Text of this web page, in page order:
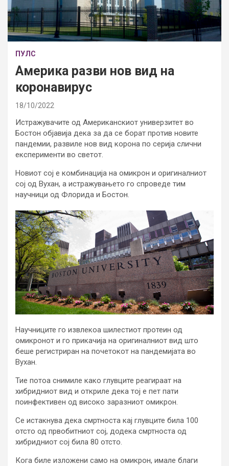
ПУЛС
Америка разви нов вид на
коронавирус
18/10/2022
Истражувачите од Американскиот универзитет во
Бостон објавија дека за да се борат против новите
пандемии, развиле нов вид корона по серија слични
експерименти во светот.
Новиот сој е комбинација на омикрон и оригиналниот
сој од Вухан, а истражувањето го спроведе тим
научници од Флорида и Бостон.
Научниците го извлекоа шилестиот протеин од
омикронот и го прикачија на оригиналниот вид што
беше регистриран на почетокот на пандемијата во
Вухан.
Тие потоа снимиле како глувците реагираат на
хибридниот вид и откриле дека тој е пет пати
поинфективен од високо заразниот омикрон.
Се истакнува дека смртноста кај глувците била 100
отсто од првобитниот сој, додека смртноста од
хибридниот сој била 80 отсто.
Кога биле изложени само на омикрон, имале благи